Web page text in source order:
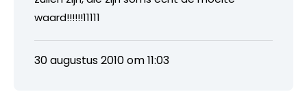
waard!!!!!!11111
30 augustus 2010 om 11:03